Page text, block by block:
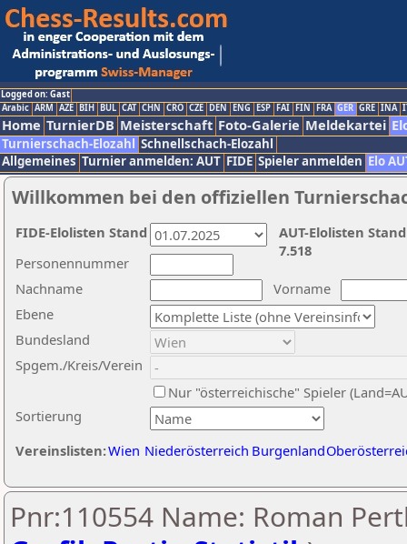
Logged on: Gast
Arabic ARM AZE BIH BUL CAT CHN CRO CZE DEN ENG ESP FAI FIN FRA GER GRE INA
Home TurnierDB Meisterschaft Foto-Galerie Meldekartei
Turnierschach-Elozahl Schnellschach-Elozahl
Allgemeines Turnier anmelden: AUT FIDE Spieler anmelden Elo
Willkommen bei den offiziellen
Nachname
Vorname
Ebene
Sortierung
Personennummer
Bundesland
Spgem./Kreis/Verein
Nur "österreichische" Spieler
Vereinslisten:Wien Niederösterreich Burgenland
AUT-Elolisten
7.518
FIDE-Elolisten Stand
Pnr:110554 Name: Roman